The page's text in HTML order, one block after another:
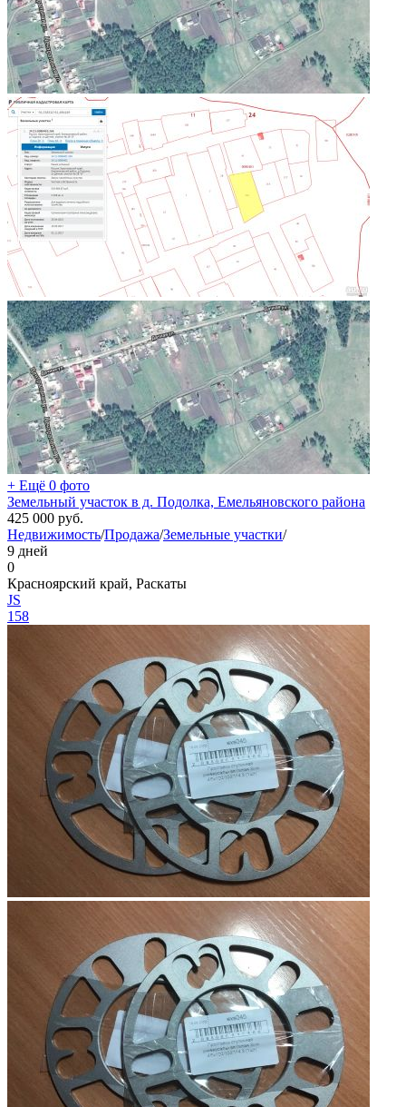
+ Ещё 0 фото
Земельный участок в д. Подолка, Емельяновского района
425 000 руб.
Недвижимость/Продажа/Земельные участки/
9 дней
0
Красноярский край, Раскаты
JS
158